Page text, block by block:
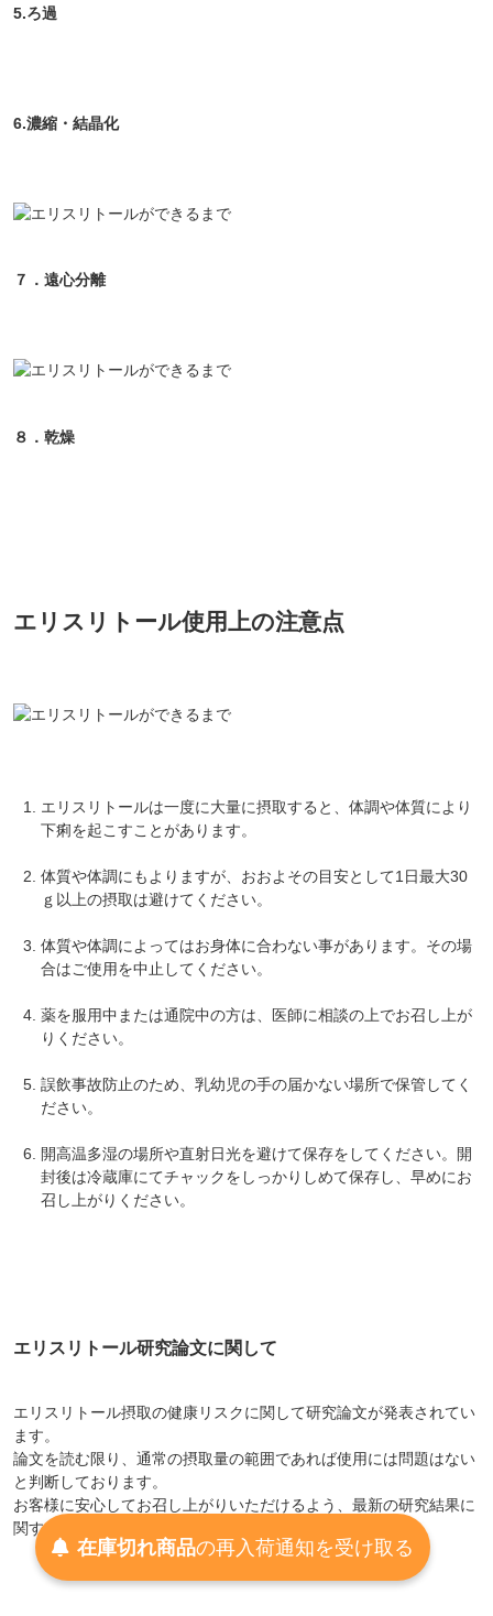
5.ろ過
6.濃縮・結晶化
７．遠心分離
８．乾燥
エリスリトール使用上の注意点
エリスリトールは一度に大量に摂取すると、体調や体質により
下痢を起こすことがあります。
体質や体調にもよりますが、おおよその目安として1日最大30
ｇ以上の摂取は避けてください。
体質や体調によってはお身体に合わない事があります。その場
合はご使用を中止してください。
薬を服用中または通院中の方は、医師に相談の上でお召し上が
りください。
誤飲事故防止のため、乳幼児の手の届かない場所で保管してく
ださい。
開高温多湿の場所や直射日光を避けて保存をしてください。開
封後は冷蔵庫にてチャックをしっかりしめて保存し、早めにお
召し上がりください。
エリスリトール研究論文に関して
エリスリトール摂取の健康リスクに関して研究論文が発表されてい
ます。
論文を読む限り、通常の摂取量の範囲であれば使用には問題はない
と判断しております。
お客様に安心してお召し上がりいただけるよう、最新の研究結果に
関する情報を常に更新して参ります。
在庫切れ商品の再入荷通知を受け取る